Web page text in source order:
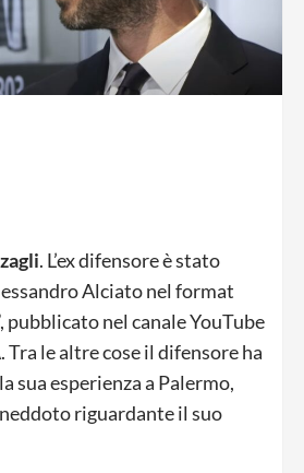
. L’ex difensore è stato
Alciato nel format
pubblicato nel canale YouTube
Tra le altre cose il difensore ha
sua esperienza a Palermo,
riguardante il suo